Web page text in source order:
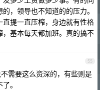
，领导也不知道的的压力。
提一直压榨，身边就有性格
基本每天都加班。真的搞不
55
需要这么资深的，有些则是
。